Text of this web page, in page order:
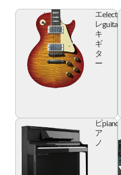
エ
レ
キ
ギ
タ
ー
electric
guitar
ピ
ア
ノ
piano